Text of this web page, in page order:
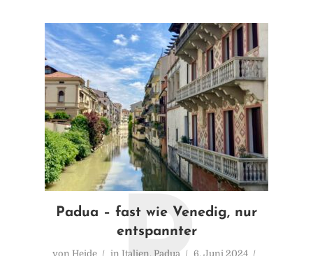
Padua – fast wie Venedig, nur
entspannter
von Heide in Italien, Padua
6. Juni 2024